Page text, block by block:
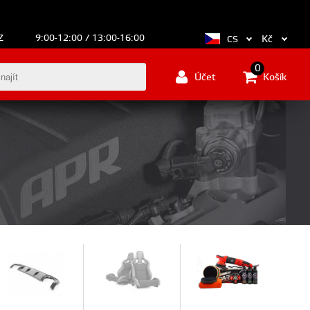
9:00-12:00 / 13:00-16:00 CS Kč
Účet Košík
0